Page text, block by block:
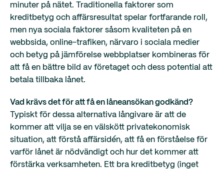
minuter på nätet. Traditionella faktorer som
kreditbetyg och affärsresultat spelar fortfarande roll,
men nya sociala faktorer såsom kvaliteten på en
webbsida, online-trafiken, närvaro i sociala medier
och betyg på jämförelse webbplatser kombineras för
att få en bättre bild av företaget och dess potential att
betala tillbaka lånet.
Vad krävs det för att få en låneansökan godkänd?
Typiskt för dessa alternativa långivare är att de
kommer att vilja se en välskött privatekonomisk
situation, att förstå affärsidén, att få en förståelse för
varför lånet är nödvändigt och hur det kommer att
förstärka verksamheten. Ett bra kreditbetyg (inget